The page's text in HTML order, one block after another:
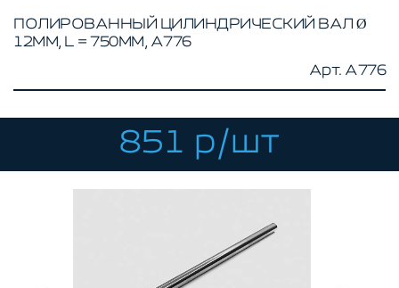
КАТАЛОГ ТОВАРОВ
КОНСТРУКЦИОННЫЙ ПРОФИЛЬ
КОМПЛЕКТУЮЩИЕ К ЧПУ
КОНСТРУКЦИОННЫЙ ПРОФИЛЬ ДЛЯ
ПРОФИЛЬНЫЕ НАПРАВЛЯЮЩИЕ
ПОЛИРОВАННЫЕ ВАЛЫ И ДЕРЖАТЕЛИ
ЛИНЕЙНЫЕ ПОДШИПНИКИ И МОДУЛИ
КАБЕЛЬ-КАНАЛЫ СТАНОЧНЫЕ ГИБКИЕ
ПОЛИРОВАННЫЙ ЦИЛИНДРИЧЕСКИЙ ВАЛ Ø
12ММ, L = 750ММ, A776
Арт. A776
851 р/шт